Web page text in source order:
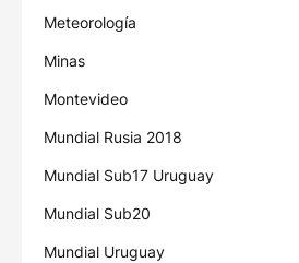
Meteorología
Minas
Montevideo
Mundial Rusia 2018
Mundial Sub17 Uruguay
Mundial Sub20
Mundial Uruguay